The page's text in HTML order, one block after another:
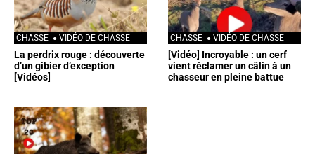
La perdrix rouge : découverte
d’un gibier d’exception
[Vidéos]
CHASSE VIDÉO DE CHASSE
[Vidéo] Incroyable : un cerf
vient réclamer un câlin à un
chasseur en pleine battue
CHASSE VIDÉO DE CHASSE